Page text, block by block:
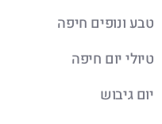
טבע ונופים חיפה
טיולי יום חיפה
יום גיבוש